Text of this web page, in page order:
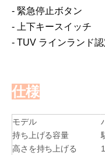
- 緊急停止ボタン
- 上下キースイッチ
- TUV ラインランド認
仕様
モデル
持ち上げる容量
高さを持ち上げる